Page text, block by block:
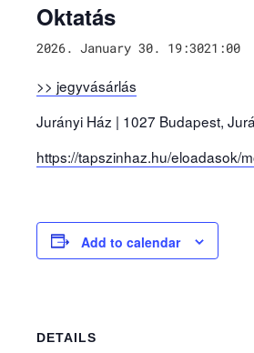
Rókonok
It’s a match
Bíró Zsombor Aurél: Mit
Vajon mi marad, ha leesik a
Nemes Nagy Ágnes: Ne csukd
naptár
Archív
Kapcsolat
Oktatás
2026. January 30. 19:3021:00
>> jegyvásárlás
Jurányi Ház | 1027 Budapest,
https://tapszinhaz.hu/eloadasok/
Add to calendar
DETAILS